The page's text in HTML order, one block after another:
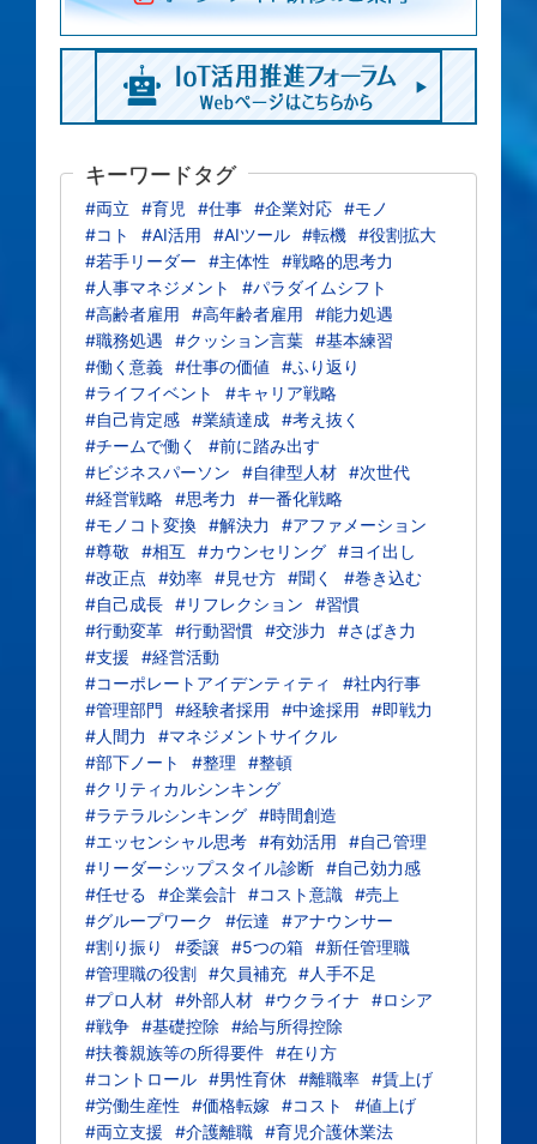
キーワードタグ
#両立 #育児 #仕事 #企業対応 #モノ
#コト
#AI活用 #AIツール #転機 #役割拡大
#若手リーダー
#主体性
#戦略的思考力
#人事マネジメント
#パラダイムシフト
#高齢者雇用
#高年齢者雇用
#能力処遇
#職務処遇
#クッション言葉 #基本練習
#働く意義 #仕事の価値
#ふり返り
#ライフイベント
#キャリア戦略
#自己肯定感 #業績達成 #考え抜く
#チームで働く
#前に踏み出す
#ビジネスパーソン
#自律型人材 #次世代
#経営戦略 #思考力
#一番化戦略
#モノコト変換 #解決力
#アファメーション
#尊敬
#相互 #カウンセリング #ヨイ出し
#改正点
#効率 #見せ方 #聞く
#巻き込む
#自己成長 #リフレクション
#習慣
#行動変革 #行動習慣 #交渉力
#さばき力
#支援
#経営活動
#コーポレートアイデンティティ
#社内行事
#管理部門
#経験者採用 #中途採用
#即戦力
#人間力
#マネジメントサイクル
#部下ノート
#整理
#整頓
#クリティカルシンキング
#ラテラルシンキング #時間創造
#エッセンシャル思考 #有効活用
#自己管理
#リーダーシップスタイル診断 #自己効力感
#任せる
#企業会計 #コスト意識 #売上
#グループワーク
#伝達
#アナウンサー
#割り振り
#委譲 #5つの箱 #新任管理職
#管理職の役割 #欠員補充 #人手不足
#プロ人材 #外部人材 #ウクライナ
#ロシア
#戦争 #基礎控除
#給与所得控除
#扶養親族等の所得要件 #在り方
#コントロール #男性育休 #離職率 #賃上げ
#労働生産性
#価格転嫁 #コスト
#値上げ
#両立支援
#介護離職 #育児介護休業法